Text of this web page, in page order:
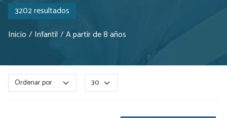
3202 resultados
Inicio
Infantil A partir de 8 años